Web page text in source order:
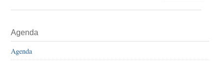
Sidebar
Agenda
Agenda